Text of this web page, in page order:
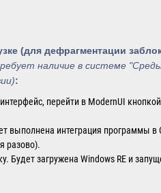
(для дефрагментации
наличие в системе
:
перейти в ModernUI
выполнена интеграция программы в
разово).
Будет загружена Windows RE и